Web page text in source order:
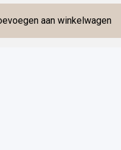
aan winkelwagen